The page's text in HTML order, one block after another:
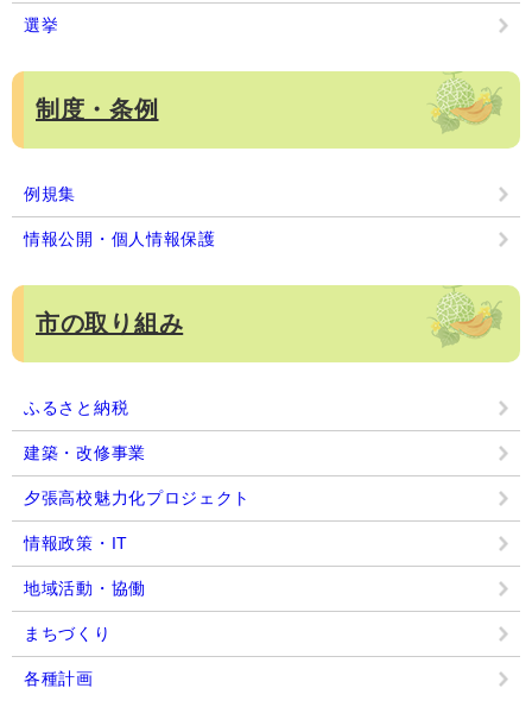
選挙
制度・条例
例規集
情報公開・個人情報保護
市の取り組み
ふるさと納税
建築・改修事業
夕張高校魅力化プロジェクト
情報政策・IT
地域活動・協働
まちづくり
各種計画